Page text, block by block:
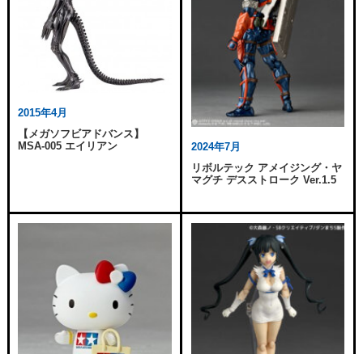
2015年4月
【メガソフビアドバンス】
MSA-005 エイリアン
2024年7月
リボルテック アメイジング・ヤ
マグチ デスストローク Ver.1.5